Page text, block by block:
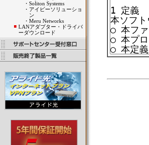
・ Soliton Systems
・ アイビーソリューショ
ン
・ Meru Networks
LANアダプター・ドライバ
ーダウンロード